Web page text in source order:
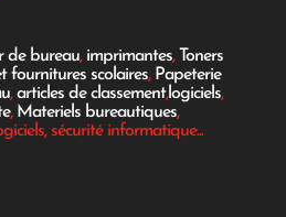
de bureau, imprimantes, Toners
fournitures scolaires, Papeterie
,articles de classement,logiciels,
, Materiels bureautiques,
sécurité informatique...